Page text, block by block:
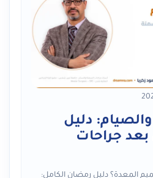
دليل
جراحات
المعدة؟ دليل رمضان الكامل: